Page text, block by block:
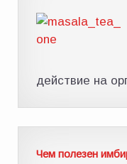
действие на
Чем полезен